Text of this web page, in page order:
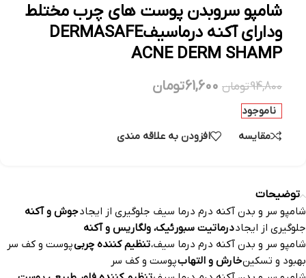
شامپو سروبدن پوست های چرب مختلط
ودارای آکنه درماسیفDERMASAFE
ACNE DERM SHAMP
94,800تومان 61,600تومان
ناموجود
مقایسه
افزودن به علاقه مندی
توضیحات
شامپو سر و بدن آکنه درم درما سیف جلوگیری از ایجادجوش و آکنه
جلوگیری از ایجاددرماتیت سبورئیک، ولگاریس و آکنه
شامپو سر و بدن آکنه درم درما سیف،تنظیم کننده چربیپوست و کف سر
بهبود و تسکینخارش و التهابپوست و کف سر